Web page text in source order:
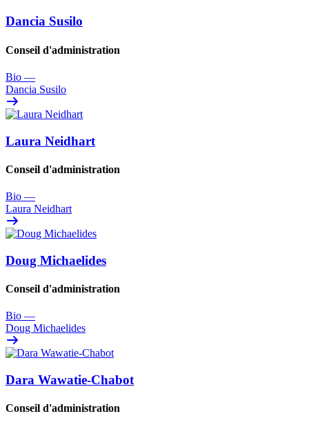
Dancia Susilo
Conseil d'administration
Bio —
Dancia Susilo
Laura Neidhart
Conseil d'administration
Bio —
Laura Neidhart
Doug Michaelides
Conseil d'administration
Bio —
Doug Michaelides
Dara Wawatie-Chabot
Conseil d'administration